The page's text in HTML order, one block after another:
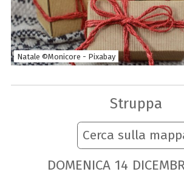
Natale ©Monicore - Pixabay
Struppa
Cerca sulla
DOMENICA 14